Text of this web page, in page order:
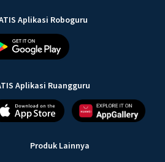
Aplikasi Roboguru
Aplikasi Ruangguru
Produk Lainnya